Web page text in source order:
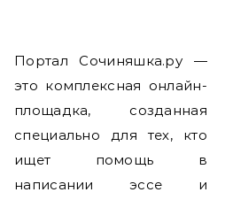
Портал Сочиняшка.ру —
это комплексная онлайн-
площадка, созданная
специально для тех, кто
ищет помощь в
написании эссе и